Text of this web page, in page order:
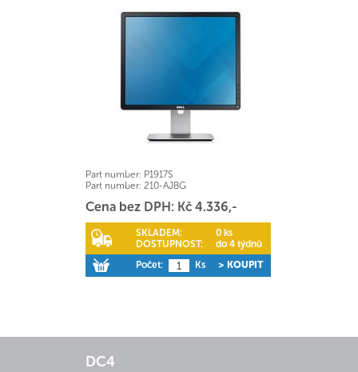
Part number: P1917S
Part number: 210-AJBG
Cena bez DPH: Kč 4.336,-
SKLADEM:
0 ks
DOSTUPNOST:
do 4 týdnů
Počet:
Ks > KOUPIT
DC4